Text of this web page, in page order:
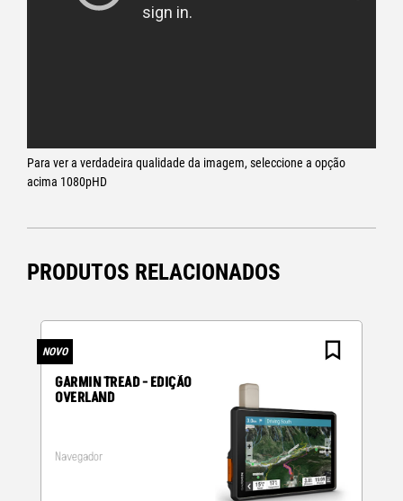
Para ver a verdadeira qualidade da imagem, seleccione a opção
acima 1080pHD
PRODUTOS RELACIONADOS
NOVO
GARMIN TREAD - EDIÇÃO
OVERLAND
Navegador